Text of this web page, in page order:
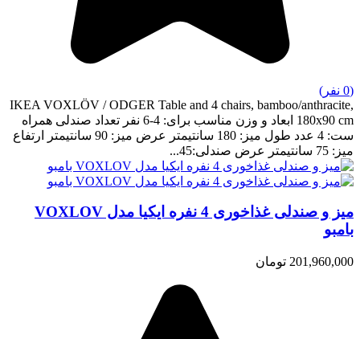
(0 نفر)
IKEA VOXLÖV / ODGER Table and 4 chairs, bamboo/anthracite,
180x90 cm ابعاد و وزن مناسب برای: 4-6 نفر تعداد صندلی همراه
ست: 4 عدد طول میز: 180 سانتیمتر عرض میز: 90 سانتیمتر ارتفاع
میز: 75 سانتیمتر عرض صندلی:45...
میز و صندلی غذاخوری 4 نفره ایکیا مدل VOXLOV
بامبو
201,960,000 تومان